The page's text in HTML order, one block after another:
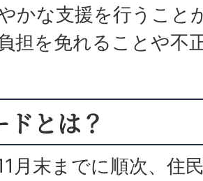
かな支援を行うこと
担を免れることや不
とは？
月末までに順次、住